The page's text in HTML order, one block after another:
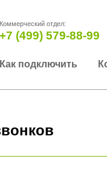
Коммерческий отдел:
+7 (499) 579-88-99
Как подключить